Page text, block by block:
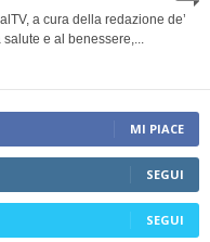
a cura della redazione de’
e al benessere,...
MI PIACE
SEGUI
SEGUI